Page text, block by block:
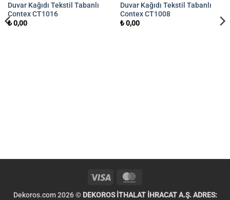
Duvar Kağıdı Tekstil Tabanlı
Contex CT1016
₺0,00
Duvar Kağıdı Tekstil Tabanlı
Contex CT1008
₺0,00
Visa
Dekoros.com 2026 © DEKOROS İTHALAT İHRACAT A.Ş. ADRES: